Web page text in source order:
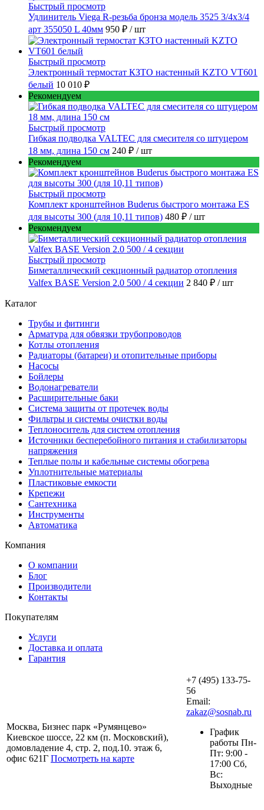
Быстрый просмотр
Удлинитель Viega R-резьба бронза модель 3525 3/4x3/4
арт 355050 L 40мм 950 ₽ / шт
Быстрый просмотр
Электронный термостат КЗТО настенный KZTO VT601
белый 10 010 ₽
Рекомендуем
Быстрый просмотр
Гибкая подводка VALTEC для смесителя со штуцером
18 мм, длина 150 см 240 ₽ / шт
Рекомендуем
Быстрый просмотр
Комплект кронштейнов Buderus быстрого монтажа ES
для высоты 300 (для 10,11 типов) 480 ₽ / шт
Рекомендуем
Быстрый просмотр
Биметаллический секционный радиатор отопления
Valfex BASE Version 2.0 500 / 4 секции 2 840 ₽ / шт
Каталог
Трубы и фитинги
Арматура для обвязки трубопроводов
Котлы отопления
Радиаторы (батареи) и отопительные приборы
Насосы
Бойлеры
Водонагреватели
Расширительные баки
Система защиты от протечек воды
Фильтры и системы очистки воды
Теплоноситель для систем отопления
Источники бесперебойного питания и стабилизаторы
напряжения
Теплые полы и кабельные системы обогрева
Уплотнительные материалы
Пластиковые емкости
Крепежи
Сантехника
Инструменты
Автоматика
Компания
О компании
Блог
Производители
Контакты
Покупателям
Услуги
Доставка и оплата
Гарантия
Москва, Бизнес парк «Румянцево»
Киевское шоссе, 22 км (п. Московский),
домовладение 4, стр. 2, под.10. этаж 6,
офис 621Г Посмотреть на карте
+7 (495) 133-75-
56
Email:
zakaz@sosnab.ru
График
работы Пн-
Пт: 9:00 -
17:00 Сб,
Вс:
Выходные